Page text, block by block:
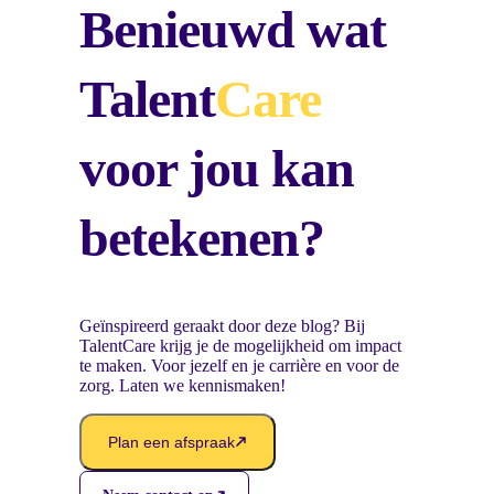
Benieuwd wat
TalentCare
voor jou kan
betekenen?
Geïnspireerd geraakt door deze blog? Bij
TalentCare krijg je de mogelijkheid om impact
te maken. Voor jezelf en je carrière en voor de
zorg. Laten we kennismaken!
Plan een afspraak